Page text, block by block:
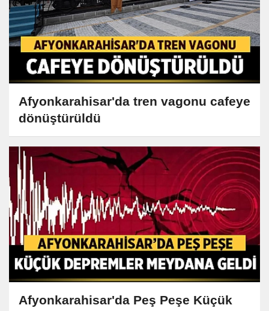
Afyonkarahisar'da tren vagonu cafeye
dönüştürüldü
Afyonkarahisar'da Peş Peşe Küçük